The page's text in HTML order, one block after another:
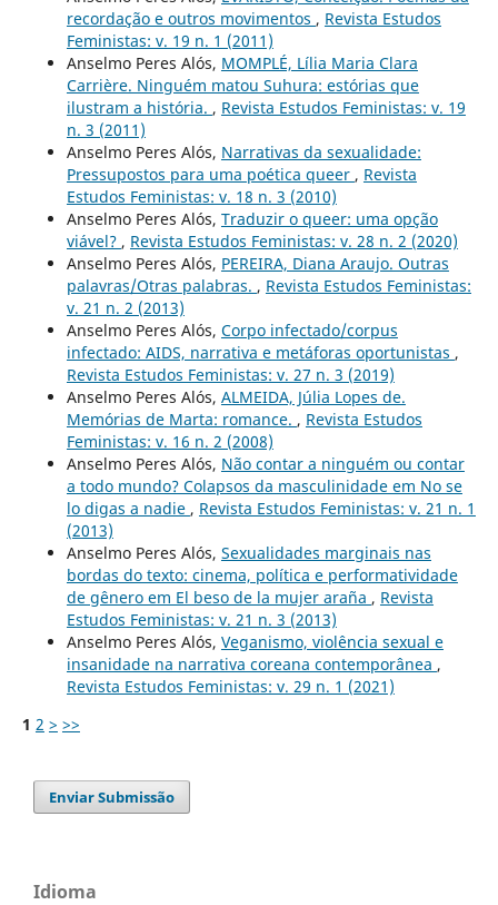
recordação e outros movimentos , Revista Estudos
Feministas: v. 19 n. 1 (2011)
Anselmo Peres Alós, MOMPLÉ, Lília Maria Clara
Carrière. Ninguém matou Suhura: estórias que
ilustram a história. , Revista Estudos Feministas: v. 19
n. 3 (2011)
Anselmo Peres Alós, Narrativas da sexualidade:
Pressupostos para uma poética queer , Revista
Estudos Feministas: v. 18 n. 3 (2010)
Anselmo Peres Alós, Traduzir o queer: uma opção
viável? , Revista Estudos Feministas: v. 28 n. 2 (2020)
Anselmo Peres Alós, PEREIRA, Diana Araujo. Outras
palavras/Otras palabras. , Revista Estudos Feministas:
v. 21 n. 2 (2013)
Anselmo Peres Alós, Corpo infectado/corpus
infectado: AIDS, narrativa e metáforas oportunistas ,
Revista Estudos Feministas: v. 27 n. 3 (2019)
Anselmo Peres Alós, ALMEIDA, Júlia Lopes de.
Memórias de Marta: romance. , Revista Estudos
Feministas: v. 16 n. 2 (2008)
Anselmo Peres Alós, Não contar a ninguém ou contar
a todo mundo? Colapsos da masculinidade em No se
lo digas a nadie , Revista Estudos Feministas: v. 21 n. 1
(2013)
Anselmo Peres Alós, Sexualidades marginais nas
bordas do texto: cinema, política e performatividade
de gênero em El beso de la mujer araña , Revista
Estudos Feministas: v. 21 n. 3 (2013)
Anselmo Peres Alós, Veganismo, violência sexual e
insanidade na narrativa coreana contemporânea ,
Revista Estudos Feministas: v. 29 n. 1 (2021)
1 2 > >>
Enviar Submissão
Idioma